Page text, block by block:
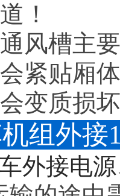
！
风槽主
紧贴厢
变质损
组外接